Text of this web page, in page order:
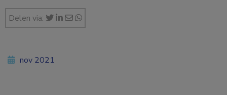
Delen via:
nov 2021